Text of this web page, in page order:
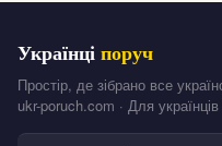
Українціпоруч
Простір, де зібрано все
ukr-poruch.com · Для